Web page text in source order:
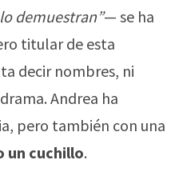
demuestran”— se ha
titular de esta
decir nombres, ni
Andrea ha
pero también con una
un cuchillo.